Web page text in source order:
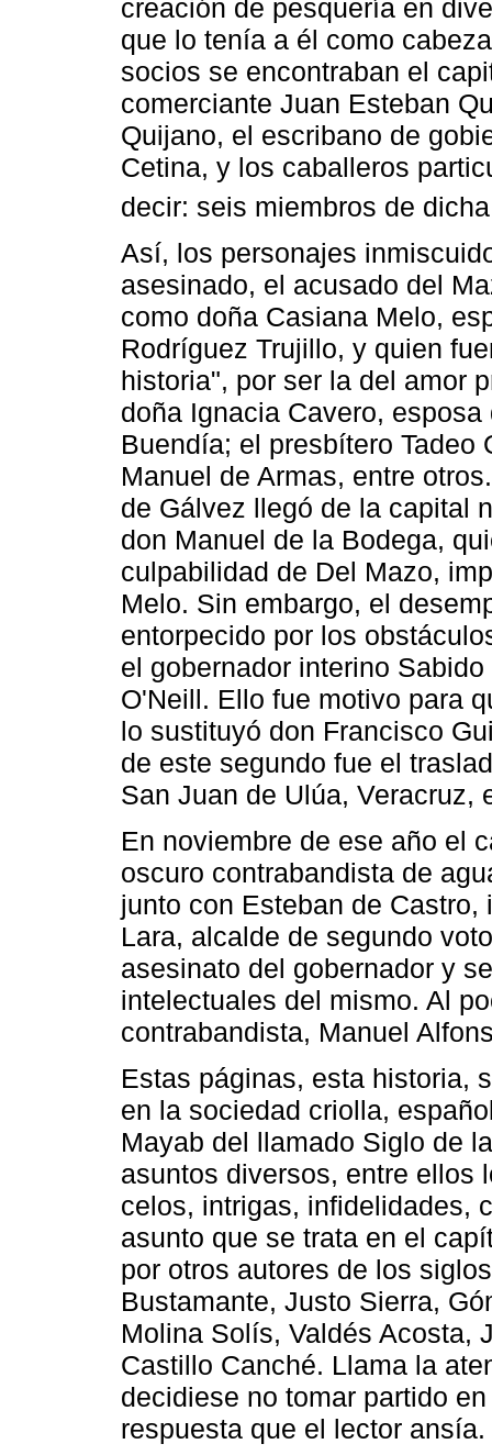
creación de pesquería en
que lo tenía a él como
socios se encontraban el
comerciante Juan Esteban
Quijano, el escribano de
Cetina, y los caballeros
decir: seis miembros de
Así, los personajes
asesinado, el acusado del
como doña Casiana Melo,
Rodríguez Trujillo, y quien
historia", por ser la del amor
doña Ignacia Cavero,
Buendía; el presbítero Tadeo
Manuel de Armas, entre
de Gálvez llegó de la capital
don Manuel de la Bodega,
culpabilidad de Del Mazo,
Melo. Sin embargo, el
entorpecido por los
el gobernador interino
O'Neill. Ello fue motivo para
lo sustituyó don Francisco
de este segundo fue el
San Juan de Ulúa, Veracruz,
En noviembre de ese año el
oscuro contrabandista de
junto con Esteban de
Lara, alcalde de segundo
asesinato del gobernador y
intelectuales del mismo. Al
contrabandista, Manuel
Estas páginas, esta historia,
en la sociedad criolla,
Mayab del llamado Siglo de
asuntos diversos, entre ellos
celos, intrigas, infidelidades,
asunto que se trata en el
por otros autores de los
Bustamante, Justo Sierra,
Molina Solís, Valdés Acosta,
Castillo Canché. Llama la
decidiese no tomar partido
respuesta que el lector ansía.